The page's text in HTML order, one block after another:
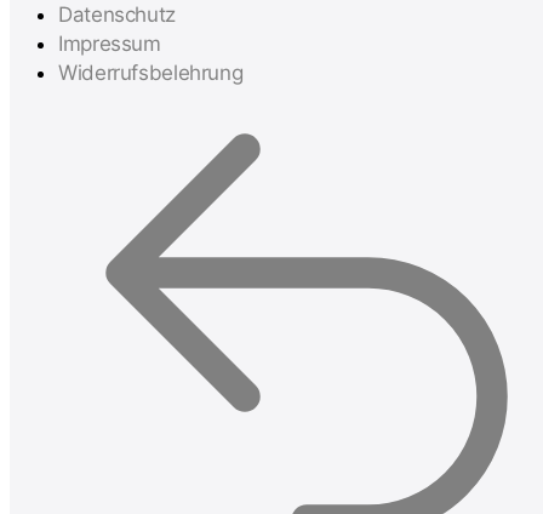
Datenschutz
Impressum
Widerrufsbelehrung